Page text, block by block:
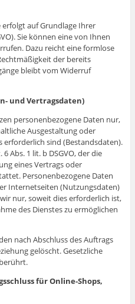
auf Grundlage Ihrer
Sie können eine von Ihnen
Dazu reicht eine formlose
der bereits
bleibt vom Widerruf
und Vertragsdaten)
personenbezogene Daten nur,
Ausgestaltung oder
erforderlich sind (Bestandsdaten).
Abs. 1 lit. b DSGVO, der die
eines Vertrags oder
Personenbezogene Daten
Internetseiten (Nutzungsdaten)
nur, soweit dies erforderlich ist,
des Dienstes zu ermöglichen
nach Abschluss des Auftrags
gelöscht. Gesetzliche
für Online-Shops,